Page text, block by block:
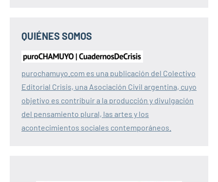
QUIÉNES SOMOS
purochamuyo.com es una publicación del Colectivo
Editorial Crisis, una Asociación Civil argentina, cuyo
objetivo es contribuir a la producción y divulgación
del pensamiento plural, las artes y los
acontecimientos sociales contemporáneos.